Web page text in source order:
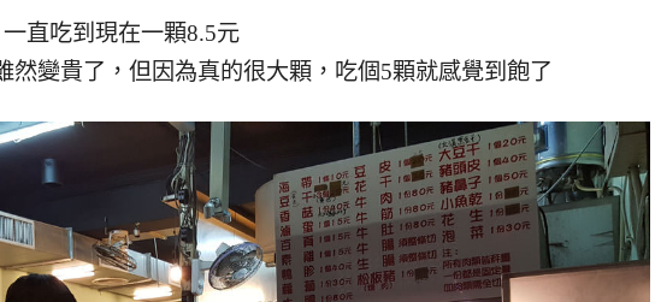
直吃到現在一顆8.5元
然變貴了，但因為真的很大顆，吃個5顆就感覺到飽了